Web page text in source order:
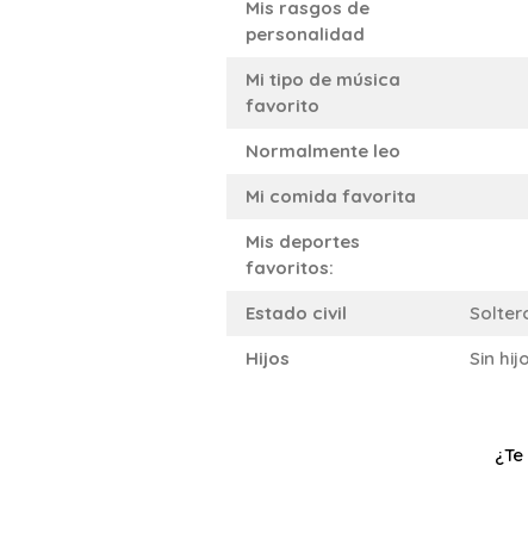
Mis rasgos de
personalidad
Mi tipo de música
favorito
Normalmente leo
Mi comida favorita
Mis deportes
favoritos:
Estado civil
Hijos
Sin